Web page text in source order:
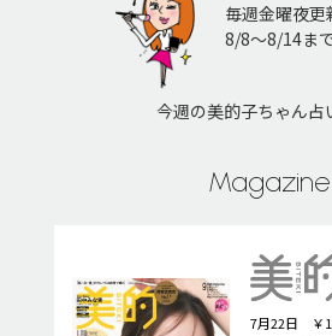
毎週金曜夜更
8/8〜8/14ま
今週の美的子ちゃん占
Magazine
7月22日 ￥